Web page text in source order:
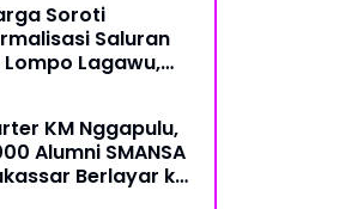
Soroti
Saluran
Lompo Lagawu,
dengan
Pekerjaan
KM Nggapulu,
Alumni SMANSA
Berlayar ke